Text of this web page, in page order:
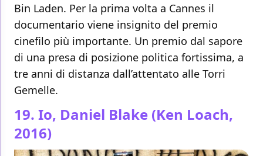
Bin Laden. Per la prima volta a Cannes il
documentario viene insignito del premio
cinefilo più importante. Un premio dal sapore
di una presa di posizione politica fortissima, a
tre anni di distanza dall’attentato alle Torri
Gemelle.
19. Io, Daniel Blake (Ken Loach,
2016)